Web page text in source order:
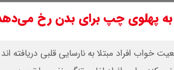
به پهلوی چپ برای بدن رخ
خواب افراد مبتلا به نارسایی قلبی